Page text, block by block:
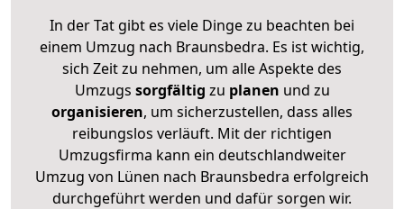
In der Tat gibt es viele Dinge zu beachten bei
einem Umzug nach Braunsbedra. Es ist wichtig,
sich Zeit zu nehmen, um alle Aspekte des
Umzugs sorgfältig zu planen und zu
organisieren, um sicherzustellen, dass alles
reibungslos verläuft. Mit der richtigen
Umzugsfirma kann ein deutschlandweiter
Umzug von Lünen nach Braunsbedra erfolgreich
durchgeführt werden und dafür sorgen wir.